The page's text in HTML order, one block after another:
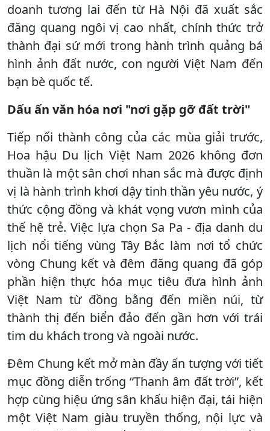
doanh tương lai đến từ Hà Nội đã xuất sắc
đăng quang ngôi vị cao nhất, chính thức trở
thành đại sứ mới trong hành trình quảng bá
hình ảnh đất nước, con người Việt Nam đến
bạn bè quốc tế.
Dấu ấn văn hóa nơi "nơi gặp gỡ đất trời"
Tiếp nối thành công của các mùa giải trước,
Hoa hậu Du lịch Việt Nam 2026 không đơn
thuần là một sân chơi nhan sắc mà được định
vị là hành trình khơi dậy tinh thần yêu nước, ý
thức cộng đồng và khát vọng vươn mình của
thế hệ trẻ. Việc lựa chọn Sa Pa - địa danh du
lịch nổi tiếng vùng Tây Bắc làm nơi tổ chức
vòng Chung kết và đêm đăng quang đã góp
phần hiện thực hóa mục tiêu đưa hình ảnh
Việt Nam từ đồng bằng đến miền núi, từ
thành thị đến biển đảo đến gần hơn với trái
tim du khách trong và ngoài nước.
Đêm Chung kết mở màn đầy ấn tượng với tiết
mục đồng diễn trống “Thanh âm đất trời”, kết
hợp cùng hiệu ứng sân khấu hiện đại, tái hiện
một Việt Nam giàu truyền thống, nội lực và